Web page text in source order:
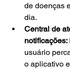
de doenças
dia.
Central de
notificações:
usuário
o aplicativo